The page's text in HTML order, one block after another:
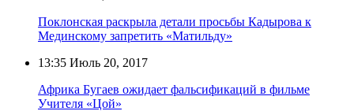
Поклонская раскрыла детали просьбы Кадырова к
Мединскому запретить «Матильду»
13:35 Июль 20, 2017
Африка Бугаев ожидает фальсификаций в фильме
Учителя «Цой»